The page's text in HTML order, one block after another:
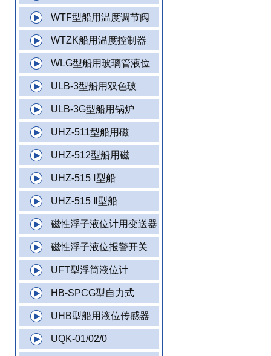
WTF型船用温度调节阀
WTZK船用温度控制器
WLG型船用玻璃管液位
ULB-3型船用双色玻
ULB-3G型船用锅炉
UHZ-511型船用磁
UHZ-512型船用磁
UHZ-515 Ⅰ型船
UHZ-515 Ⅱ型船
磁性浮子液位计用变送器
磁性浮子液位报警开关
UFT型浮筒液位计
HB-SPCG型自力式
UHB型船用液位传感器
UQK-01/02/0